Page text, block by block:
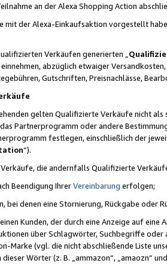
an der Alexa Shopping Action
der Alexa-Einkaufsaktion vorgestellt
Verkäufen generierten „
abzüglich etwaiger
Gutschriften, Preisnachlässe,
gelten Qualifizierte Verkäufe nicht
Partnerprogramm oder andere
festlegen, einschließlich der
“).
die andernfalls Qualifizierte
Beendigung IhrerVereinbarung erfolgen;
bei denen eine Stornierung, Rückgabe oder
Kunden, der durch eine Anzeige auf
über Schlagwörter, Suchbegriffe
Marke (vgl. die nicht abschließende Liste
Wörter (z. B. „ammazon“, „amaozn“